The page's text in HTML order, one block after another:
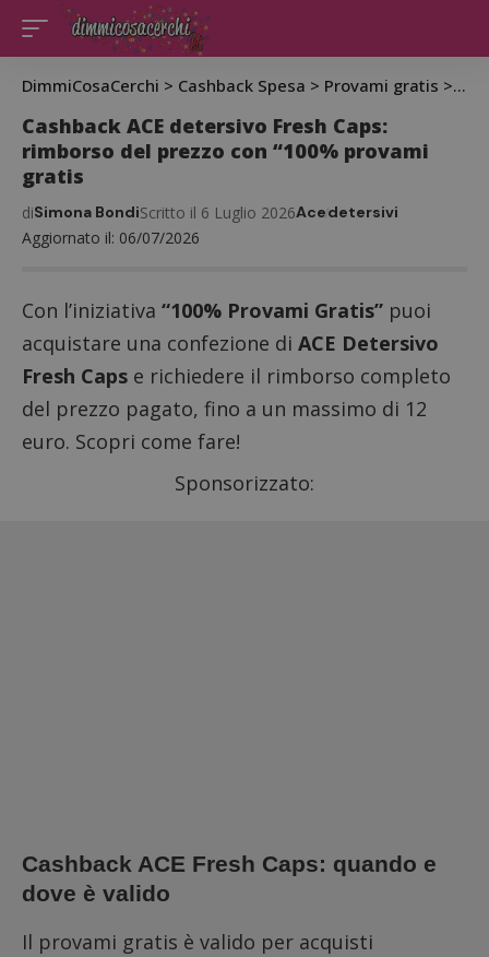
DimmiCosaCerchi > Cashback Spesa > Provami gratis >
Cashback ACE detersivo Fresh Caps:
rimborso del prezzo con “100% provami
gratis
Aggiornato il: 06/07/2026
diSimona BondiScritto il 6 Luglio 2026Acedetersivi
Con l’iniziativa “100% Provami Gratis” puoi
acquistare una confezione di ACE Detersivo
Fresh Caps e richiedere il rimborso completo
del prezzo pagato, fino a un massimo di 12
euro. Scopri come fare!
Sponsorizzato:
Cashback ACE Fresh Caps: quando e
dove è valido
Il provami gratis è valido per acquisti